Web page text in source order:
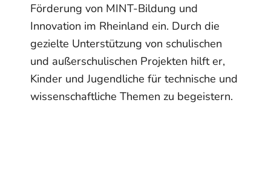
Förderung von MINT-Bildung und
Innovation im Rheinland ein. Durch die
gezielte Unterstützung von schulischen
und außerschulischen Projekten hilft er,
Kinder und Jugendliche für technische und
wissenschaftliche Themen zu begeistern.